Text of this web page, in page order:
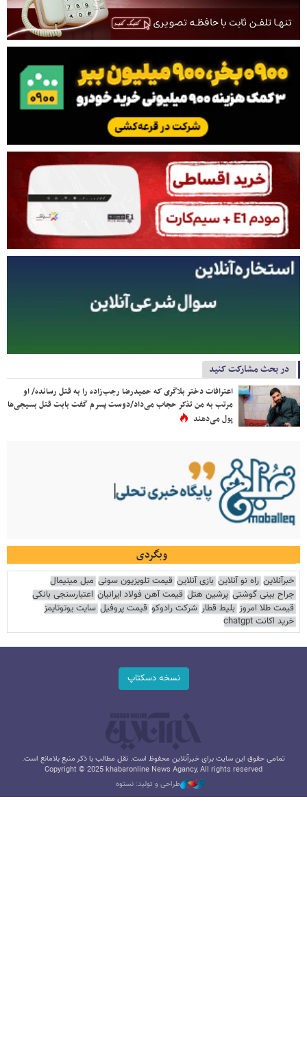
در بحث مشارکت کنید
اعترافات دختر بلاگری که حمیدرضا رجب‌زاده را به قتل رسانده/ او
مرتب به من تذکر حجاب می‌داد/دوست پسرم گفت بابت قتل بسیجی‌ها
پول می‌دهند
وبگردی
خبرآنلاین راه نو آنلاین بازی آنلاین قیمت تلویزیون سونی مبل مینیمال
جراح بینی گوشتی پرشین هتل قیمت آهن فولاد ایرانیان اعتبارسنجی بانکی
قیمت طلا امروز بلیط قطار شرکت رادوکو قیمت پروفیل سایت یوتوتایمز
خرید اکانت chatgpt
نسخه دسکتاپ
تمامی حقوق این سایت برای خبرآنلاین محفوظ است. نقل مطالب با ذکر منبع بلامانع است.
Copyright © 2025 khabaronline News Agancy, All rights reserved
طراحی و تولید: نستوه